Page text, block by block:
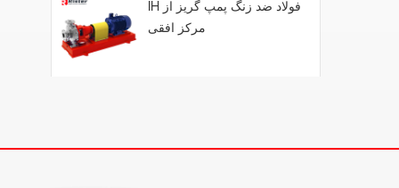
IH فولاد ضد زنگ پمپ گریز از
مرکز افقی
شناور عمودی